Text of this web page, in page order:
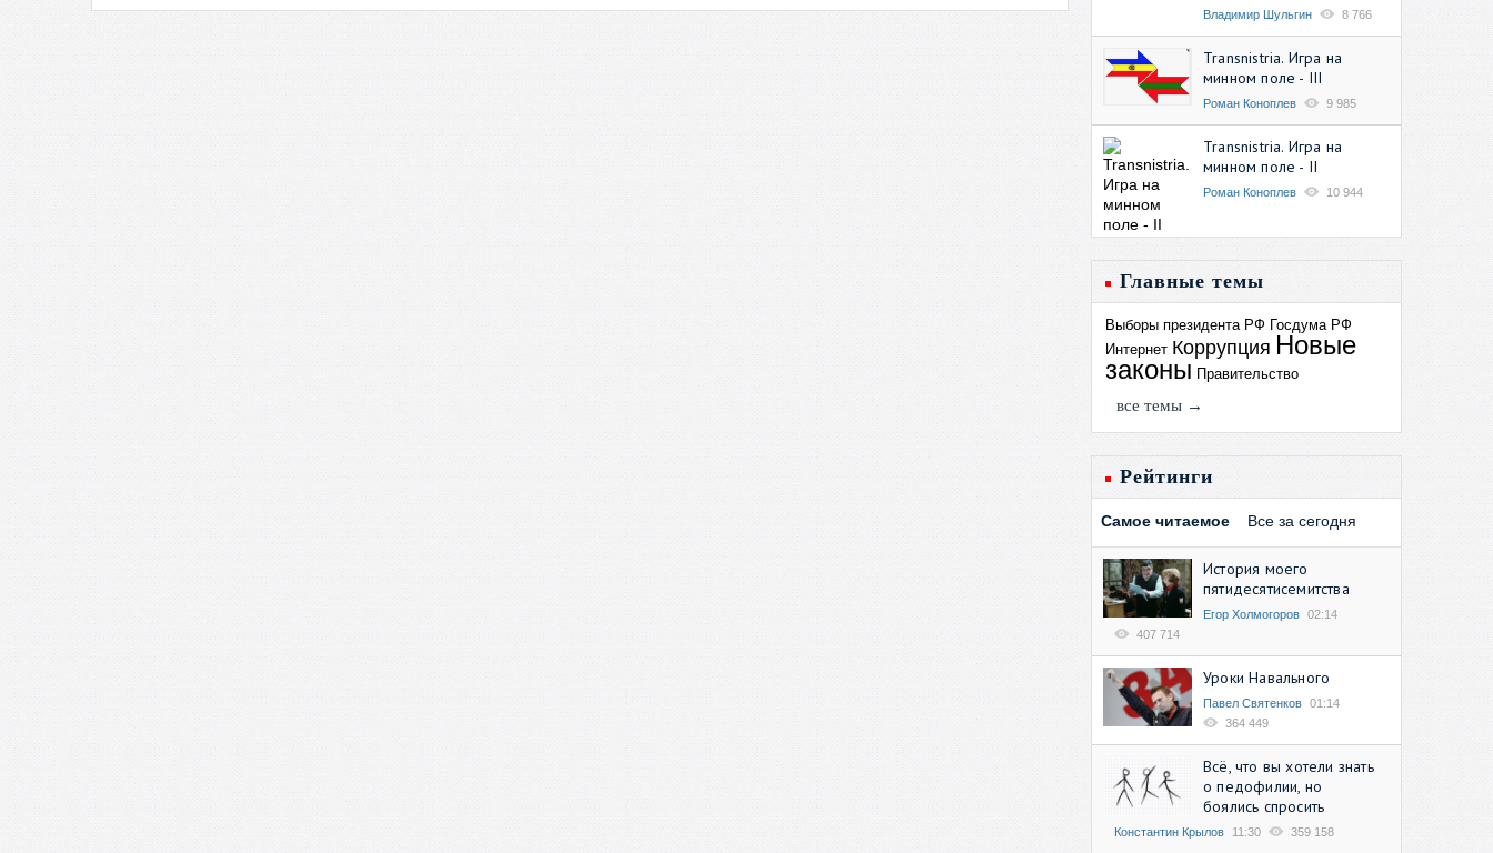
Владимир Шульгин 8 766
Transnistria. Игра на
минном поле - III
Роман Коноплев 9 985
Transnistria. Игра на
минном поле - II
Роман Коноплев 10 944
Главные темы
Выборы президента РФ Госдума РФ
Интернет Коррупция Новые
законы Правительство
все темы →
Рейтинги
Самое читаемое Все за сегодня
История моего
пятидесятисемитства
Егор Холмогоров 02:14
407 714
Уроки Навального
Павел Святенков 01:14
364 449
Всё, что вы хотели знать
о педофилии, но
боялись спросить
Константин Крылов 11:30 359 158